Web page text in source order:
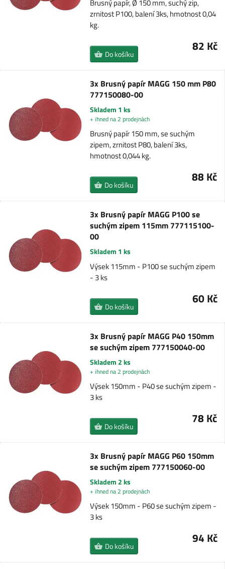
Brusný papír, Ø 150 mm, suchý zip,
zrnitost P100, balení 3ks, hmotnost 0,04
kg.
82 Kč
Do košíku
3x Brusný papír MAGG 150 mm P80
777150080-00
Skladem 1 ks
+ ihned na 2 prodejnách
Brusný papír 150 mm, se suchým
zipem, zrnitost P80, balení 3ks,
hmotnost 0,044 kg.
88 Kč
Do košíku
3x Brusný papír MAGG P100 se
suchým zipem 115mm 777115100-
00
Skladem 1 ks
Výsek 115mm - P100 se suchým zipem
- 3 ks
60 Kč
Do košíku
3x Brusný papír MAGG P40 150mm
se suchým zipem 777150040-00
Skladem 2 ks
+ ihned na 2 prodejnách
Výsek 150mm - P40 se suchým zipem -
3 ks
78 Kč
Do košíku
3x Brusný papír MAGG P60 150mm
se suchým zipem 777150060-00
Skladem 2 ks
+ ihned na 2 prodejnách
Výsek 150mm - P60 se suchým zipem -
3 ks
94 Kč
Do košíku